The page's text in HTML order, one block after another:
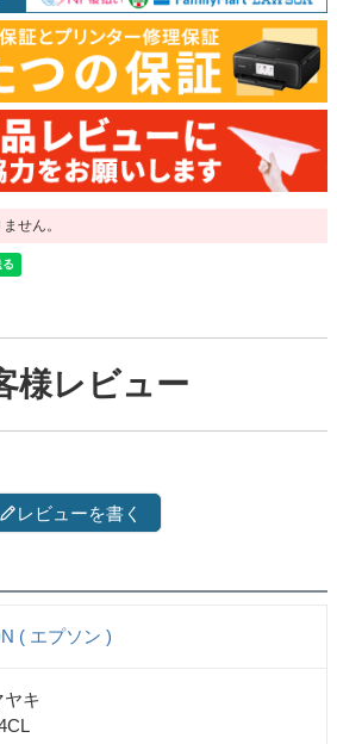
せん。
様レビュー
レビューを書く
( エプソン )
ヤキ